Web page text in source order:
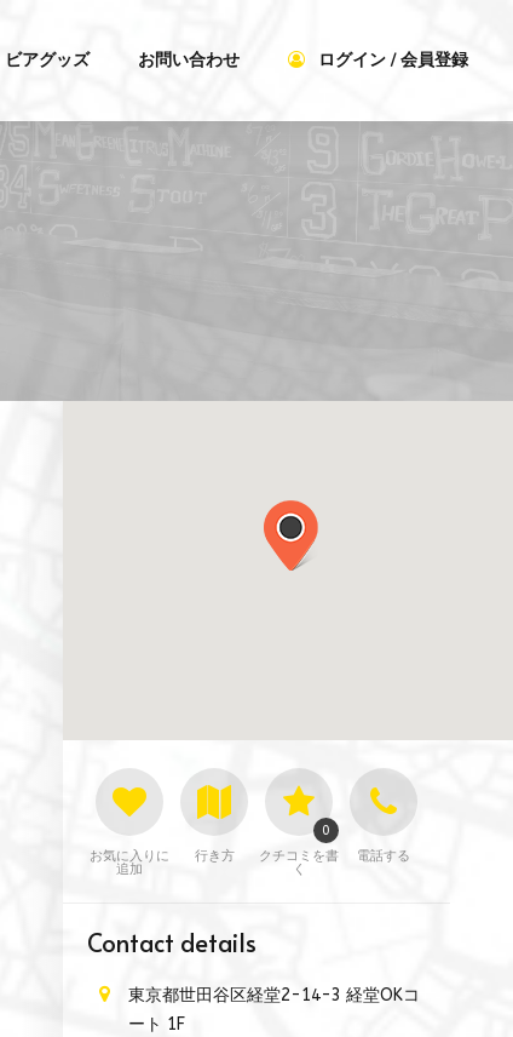
ログイン / 会員登録
ビアグッズ お問い合わせ
お気に入りに
追加
行き方
クチコミを書
く
0
電話する
Contact details
東京都世田谷区経堂2-14-3 経堂OKコ
ート 1F